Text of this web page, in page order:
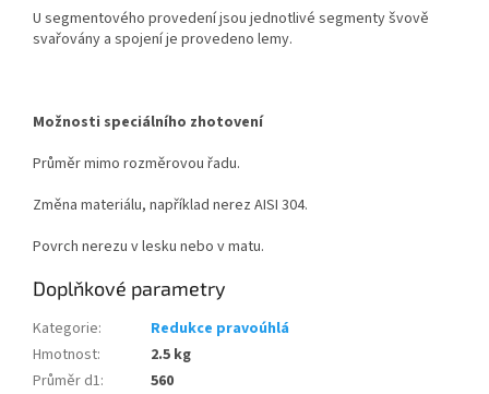
U segmentového provedení jsou jednotlivé segmenty švově
svařovány a spojení je provedeno lemy.
Možnosti speciálního zhotovení
Průměr mimo rozměrovou řadu.
Změna materiálu, například nerez AISI 304.
Povrch nerezu v lesku nebo v matu.
Doplňkové parametry
Kategorie:
Redukce pravoúhlá
Hmotnost:
2.5 kg
Průměr d1:
560